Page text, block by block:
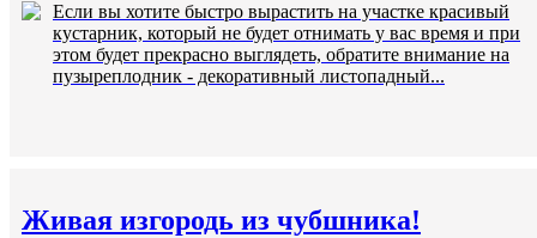
Если вы хотите быстро вырастить на участке красивый
кустарник, который не будет отнимать у вас время и при
этом будет прекрасно выглядеть, обратите внимание на
пузыреплодник - декоративный листопадный...
Живая изгородь из чубшника!